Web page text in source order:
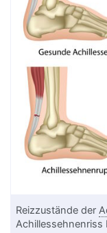
Reizzustände der